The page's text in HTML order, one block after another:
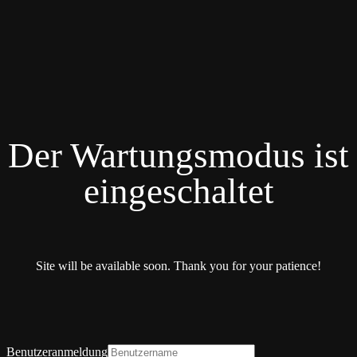
Der Wartungsmodus ist
eingeschaltet
Site will be available soon. Thank you for your patience!
Benutzeranmeldung